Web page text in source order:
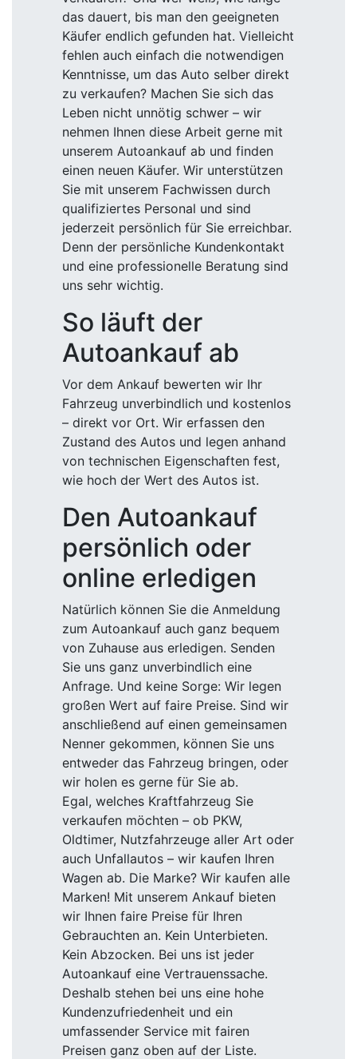
das dauert, bis man den geeigneten
Käufer endlich gefunden hat. Vielleicht
fehlen auch einfach die notwendigen
Kenntnisse, um das Auto selber direkt
zu verkaufen? Machen Sie sich das
Leben nicht unnötig schwer – wir
nehmen Ihnen diese Arbeit gerne mit
unserem Autoankauf ab und finden
einen neuen Käufer. Wir unterstützen
Sie mit unserem Fachwissen durch
qualifiziertes Personal und sind
jederzeit persönlich für Sie erreichbar.
Denn der persönliche Kundenkontakt
und eine professionelle Beratung sind
uns sehr wichtig.
So läuft der
Autoankauf ab
Vor dem Ankauf bewerten wir Ihr
Fahrzeug unverbindlich und kostenlos
– direkt vor Ort. Wir erfassen den
Zustand des Autos und legen anhand
von technischen Eigenschaften fest,
wie hoch der Wert des Autos ist.
Den Autoankauf
persönlich oder
online erledigen
Natürlich können Sie die Anmeldung
zum Autoankauf auch ganz bequem
von Zuhause aus erledigen. Senden
Sie uns ganz unverbindlich eine
Anfrage. Und keine Sorge: Wir legen
großen Wert auf faire Preise. Sind wir
anschließend auf einen gemeinsamen
Nenner gekommen, können Sie uns
entweder das Fahrzeug bringen, oder
wir holen es gerne für Sie ab.
Egal, welches Kraftfahrzeug Sie
verkaufen möchten – ob PKW,
Oldtimer, Nutzfahrzeuge aller Art oder
auch Unfallautos – wir kaufen Ihren
Wagen ab. Die Marke? Wir kaufen alle
Marken! Mit unserem Ankauf bieten
wir Ihnen faire Preise für Ihren
Gebrauchten an. Kein Unterbieten.
Kein Abzocken. Bei uns ist jeder
Autoankauf eine Vertrauenssache.
Deshalb stehen bei uns eine hohe
Kundenzufriedenheit und ein
umfassender Service mit fairen
Preisen ganz oben auf der Liste.